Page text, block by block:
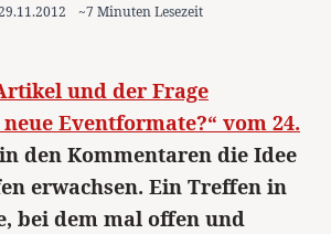
~7 Minuten Lesezeit
und der Frage
Eventformate?“ vom 24.
den Kommentaren die Idee
erwachsen. Ein Treffen in
bei dem mal offen und